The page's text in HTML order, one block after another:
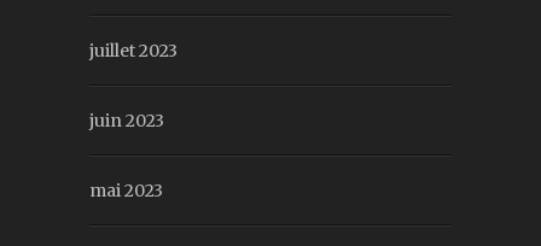
juillet 2023
juin 2023
mai 2023